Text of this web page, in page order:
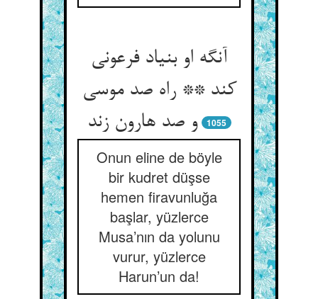
آنگه او بنیاد فرعونی
کند ** راه صد موسی
و صد هارون زند
1055
Onun eline de böyle
bir kudret düşse
hemen firavunluğa
başlar, yüzlerce
Musa’nın da yolunu
vurur, yüzlerce
Harun’un da!